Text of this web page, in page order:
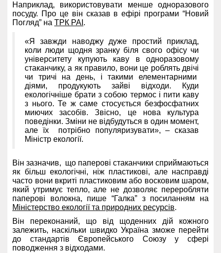
Наприклад, використовувати менше одноразового
посуду. Про це він сказав в ефірі програми “Новий
Погляд” на ТРК РАІ .
«Я завжди наводжу дуже простий приклад,
коли люди щодня зранку біля свого офісу чи
університету купують каву в одноразовому
стаканчику, а як правило, вони це роблять двічі
чи тричі на день, і такими елементарними
діями, продукують зайві відходи. Куди
екологічніше брати з собою термос і пити каву
з нього. Те ж саме стосується безфосфатних
миючих засобів. Звісно, це нова культура
поведінки. Зміни не відбудуться в один момент,
але їх потрібно популяризувати», – сказав
Міністр екології.
Він зазначив, що паперові стаканчики сприймаються
як більш екологічні, ніж пластикові, але насправді
часто вони вкриті пластиковим або восковим шаром,
який утримує тепло, але не дозволяє переробляти
паперові волокна, пише “Галка” з посиланням на
Міністерство екології та природних ресурсів.
Він переконаний, що від щоденних дій кожного
залежить, наскільки швидко Україна зможе перейти
до стандартів Європейського Союзу у сфері
поводження з відходами.